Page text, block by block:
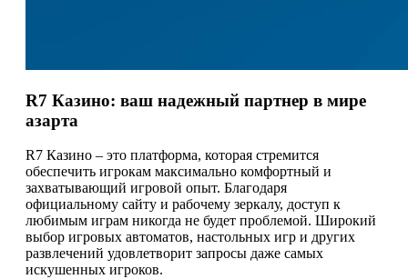
R7 Казино: ваш надежный партнер в мире
азарта
R7 Казино – это платформа, которая стремится
обеспечить игрокам максимально комфортный и
захватывающий игровой опыт. Благодаря
официальному сайту и рабочему зеркалу, доступ к
любимым играм никогда не будет проблемой. Широкий
выбор игровых автоматов, настольных игр и других
развлечений удовлетворит запросы даже самых
искушенных игроков.